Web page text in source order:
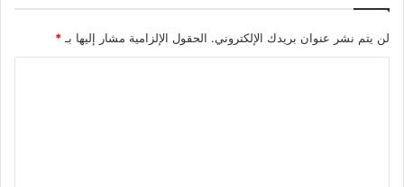
لن يتم نشر عنوان بريدك الإلكتروني. الحقول الإلزامية مشار إليها بـ*